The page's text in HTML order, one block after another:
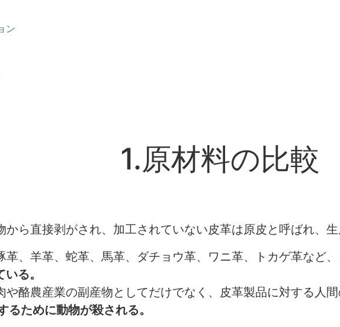
ン
1.原材料の比較
から直接剥がされ、加工されていない皮革は原皮と呼ばれ、生
革、羊革、蛇革、馬革、ダチョウ革、ワニ革、トカゲ革など、
る。
や酪農産業の副産物としてだけでなく、皮革製品に対する人
るために動物が殺される。